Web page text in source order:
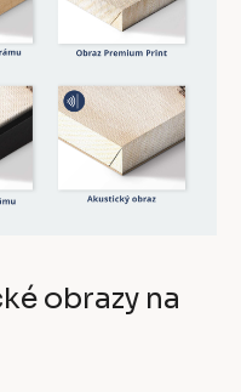
obrazy na